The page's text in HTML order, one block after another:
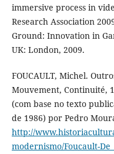
immersive process in
Research Association
Ground: Innovation in
UK: London, 2009.
FOUCAULT, Michel.
Mouvement, Continuité,
(com base no texto
de 1986) por Pedro
http://
modernismo/Foucault-